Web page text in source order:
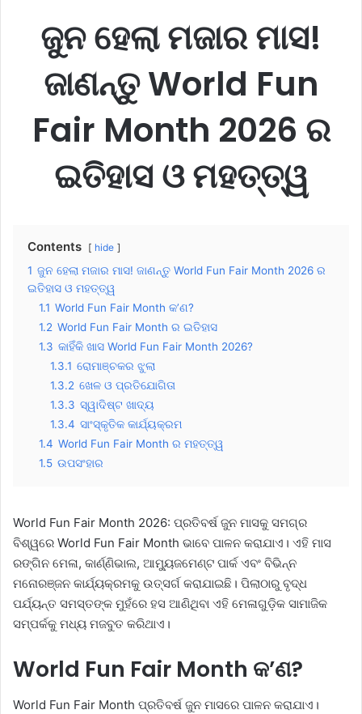
ଜୁନ ହେଲା ମଜାର ମାସ!
ଜାଣନ୍ତୁ World Fun
Fair Month 2026 ର
ଇତିହାସ ଓ ମହତ୍ତ୍ୱ
Contents hide
1 ଜୁନ ହେଲା ମଜାର ମାସ! ଜାଣନ୍ତୁ World Fun Fair Month 2026 ର
ଇତିହାସ ଓ ମହତ୍ତ୍ୱ
1.1 World Fun Fair Month କ’ଣ?
1.2 World Fun Fair Month ର ଇତିହାସ
1.3 କାହିଁକି ଖାସ World Fun Fair Month 2026?
1.3.1 ରୋମାଞ୍ଚକର ଝୁଲା
1.3.2 ଖେଳ ଓ ପ୍ରତିଯୋଗିତା
1.3.3 ସ୍ୱାଦିଷ୍ଟ ଖାଦ୍ୟ
1.3.4 ସାଂସ୍କୃତିକ କାର୍ଯ୍ୟକ୍ରମ
1.4 World Fun Fair Month ର ମହତ୍ତ୍ୱ
1.5 ଉପସଂହାର
World Fun Fair Month 2026: ପ୍ରତିବର୍ଷ ଜୁନ ମାସକୁ ସମଗ୍ର
ବିଶ୍ୱରେ World Fun Fair Month ଭାବେ ପାଳନ କରାଯାଏ। ଏହି ମାସ
ରଙ୍ଗିନ ମେଳା, କାର୍ଣ୍ଣିଭାଲ, ଆମ୍ୟୁଜମେଣ୍ଟ ପାର୍କ ଏବଂ ବିଭିନ୍ନ
ମନୋରଞ୍ଜନ କାର୍ଯ୍ୟକ୍ରମକୁ ଉତ୍ସର୍ଗ କରାଯାଇଛି। ପିଲାଠାରୁ ବୃଦ୍ଧ
ପର୍ଯ୍ୟନ୍ତ ସମସ୍ତଙ୍କ ମୁହଁରେ ହସ ଆଣିଥିବା ଏହି ମେଳାଗୁଡ଼ିକ ସାମାଜିକ
ସମ୍ପର୍କକୁ ମଧ୍ୟ ମଜବୁତ କରିଥାଏ।
World Fun Fair Month କ’ଣ?
World Fun Fair Month ପ୍ରତିବର୍ଷ ଜୁନ ମାସରେ ପାଳନ କରାଯାଏ।